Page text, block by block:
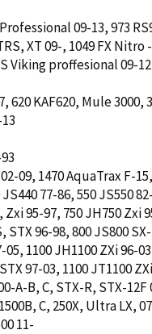
09-13, 973
XT 09-, 1049 FX Nitro
Viking proffesional 09-
620 KAF620, Mule 3000,
09, 1470 AquaTrax F-
77-86, 550 JS550
Zxi 95-97, 750 JH750 Zxi
96-98, 800 JS800
1100 JH1100 ZXi 96-
97-03, 1100 JT1100
A-B, C, STX-R, STX-12F
C, 250X, Ultra LX,
11-